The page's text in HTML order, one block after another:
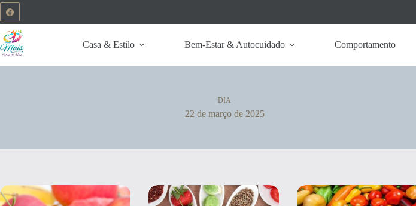
Casa & Estilo Bem-Estar & Autocuidado Comportamento
DIA
22 de março de 2025